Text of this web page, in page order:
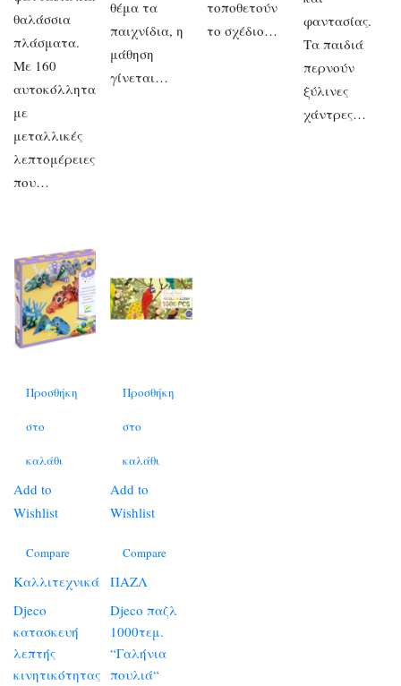
θαλάσσια
πλάσματα.
Με 160
αυτοκόλλητα
με
μεταλλικές
λεπτομέρειες
που…
θέμα τα
παιχνίδια, η
μάθηση
γίνεται…
τοποθετούν
το σχέδιο…
φαντασίας.
Τα παιδιά
περνούν
ξύλινες
χάντρες…
Προσθήκη
στο
καλάθι
Add to
Wishlist
Compare
Καλλιτεχνικά
Djeco
κατασκευή
λεπτής
κινητικότητας
Προσθήκη
στο
καλάθι
Add to
Wishlist
Compare
ΠΑΖΛ
Djeco παζλ
1000τεμ.
“Γαλήνια
πουλιά“